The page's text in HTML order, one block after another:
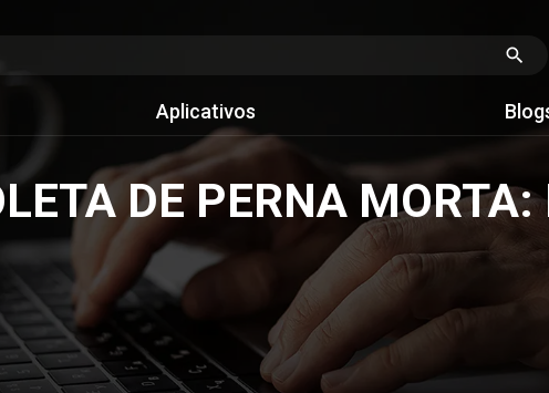
Aplicativos
DE PERNA MORTA: